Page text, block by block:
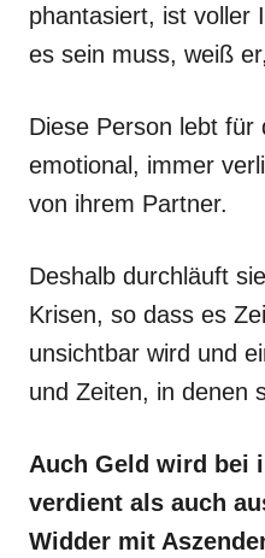
phantasiert, ist voller
es sein muss, weiß
Diese Person lebt für
emotional, immer
von ihrem Partner.
Deshalb durchläuft
Krisen, so dass es
unsichtbar wird und
und Zeiten, in denen
Auch Geld wird bei
verdient als auch
Widder mit